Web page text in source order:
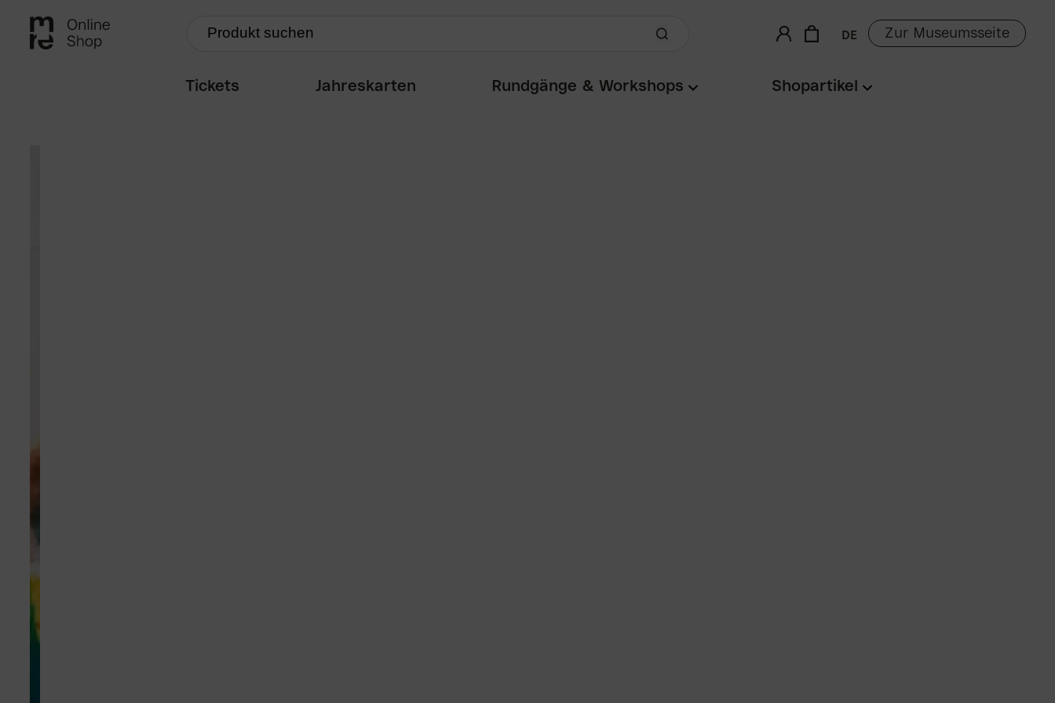
DE Zur Museumsseite
Tickets Jahreskarten Rundgänge & Workshops Shopartikel